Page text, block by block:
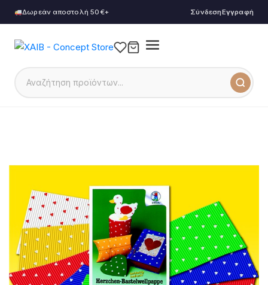
Δωρεάν αποστολή 50€+ ΣύνδεσηΕγγραφή